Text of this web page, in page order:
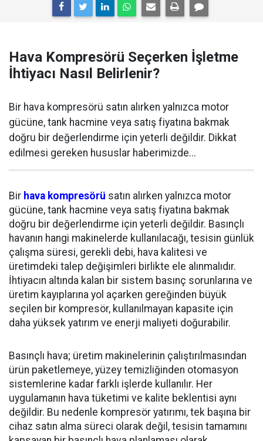
Hava Kompresörü Seçerken İşletme
İhtiyacı Nasıl Belirlenir?
Bir hava kompresörü satın alırken yalnızca motor
gücüne, tank hacmine veya satış fiyatına bakmak
doğru bir değerlendirme için yeterli değildir. Dikkat
edilmesi gereken hususlar haberimizde...
Bir hava kompresörü satın alırken yalnızca motor
gücüne, tank hacmine veya satış fiyatına bakmak
doğru bir değerlendirme için yeterli değildir. Basınçlı
havanın hangi makinelerde kullanılacağı, tesisin günlük
çalışma süresi, gerekli debi, hava kalitesi ve
üretimdeki talep değişimleri birlikte ele alınmalıdır.
İhtiyacın altında kalan bir sistem basınç sorunlarına ve
üretim kayıplarına yol açarken gereğinden büyük
seçilen bir kompresör, kullanılmayan kapasite için
daha yüksek yatırım ve enerji maliyeti doğurabilir.
Basınçlı hava; üretim makinelerinin çalıştırılmasından
ürün paketlemeye, yüzey temizliğinden otomasyon
sistemlerine kadar farklı işlerde kullanılır. Her
uygulamanın hava tüketimi ve kalite beklentisi aynı
değildir. Bu nedenle kompresör yatırımı, tek başına bir
cihaz satın alma süreci olarak değil, tesisin tamamını